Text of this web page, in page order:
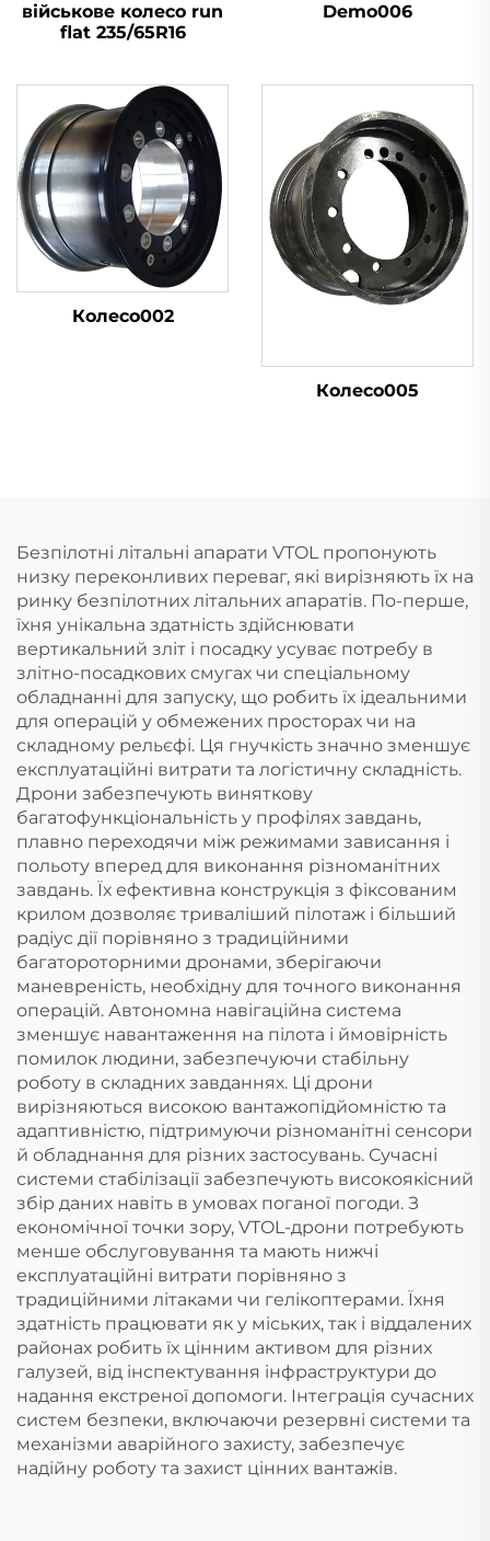
військове колесо run
flat 235/65R16
Demo006
Колесо002
Колесо005
Безпілотні літальні апарати VTOL пропонують
низку переконливих переваг, які вирізняють їх на
ринку безпілотних літальних апаратів. По-перше,
їхня унікальна здатність здійснювати
вертикальний зліт і посадку усуває потребу в
злітно-посадкових смугах чи спеціальному
обладнанні для запуску, що робить їх ідеальними
для операцій у обмежених просторах чи на
складному рельєфі. Ця гнучкість значно зменшує
експлуатаційні витрати та логістичну складність.
Дрони забезпечують виняткову
багатофункціональність у профілях завдань,
плавно переходячи між режимами зависання і
польоту вперед для виконання різноманітних
завдань. Їх ефективна конструкція з фіксованим
крилом дозволяє триваліший пілотаж і більший
радіус дії порівняно з традиційними
багатороторними дронами, зберігаючи
маневреність, необхідну для точного виконання
операцій. Автономна навігаційна система
зменшує навантаження на пілота і ймовірність
помилок людини, забезпечуючи стабільну
роботу в складних завданнях. Ці дрони
вирізняються високою вантажопідйомністю та
адаптивністю, підтримуючи різноманітні сенсори
й обладнання для різних застосувань. Сучасні
системи стабілізації забезпечують високоякісний
збір даних навіть в умовах поганої погоди. З
економічної точки зору, VTOL-дрони потребують
менше обслуговування та мають нижчі
експлуатаційні витрати порівняно з
традиційними літаками чи гелікоптерами. Їхня
здатність працювати як у міських, так і віддалених
районах робить їх цінним активом для різних
галузей, від інспектування інфраструктури до
надання екстреної допомоги. Інтеграція сучасних
систем безпеки, включаючи резервні системи та
механізми аварійного захисту, забезпечує
надійну роботу та захист цінних вантажів.